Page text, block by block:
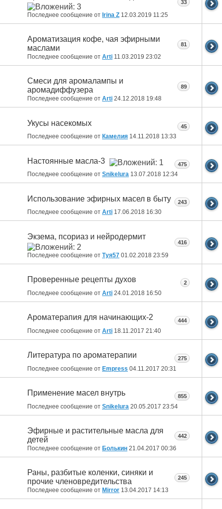
Последнее сообщение от Irina Z 12.03.2019 11:25
33
Ароматизация кофе, чая эфирными
маслами
Последнее сообщение от Arti 11.03.2019 23:02
81
Смеси для аромалампы и
аромадиффузера
Последнее сообщение от Arti 24.12.2018 19:48
89
Укусы насекомых
Последнее сообщение от Камелия 14.11.2018 13:33
45
Настоянные масла-3
Последнее сообщение от Snikelura 13.07.2018 12:34
475
Использование эфирных масел в быту
Последнее сообщение от Arti 17.06.2018 16:30
243
Экзема, псориаз и нейродермит
Последнее сообщение от Туя57 01.02.2018 23:59
416
Проверенные рецепты духов
Последнее сообщение от Arti 24.01.2018 16:50
2
Ароматерапия для начинающих-2
Последнее сообщение от Arti 18.11.2017 21:40
444
Литература по ароматерапии
Последнее сообщение от Empress 04.11.2017 20:31
275
Применение масел внутрь
Последнее сообщение от Snikelura 20.05.2017 23:54
855
Эфирные и растительные масла для
детей
Последнее сообщение от Болькин 21.04.2017 00:36
442
Раны, разбитые коленки, синяки и
прочие членовредительства
Последнее сообщение от Mirror 13.04.2017 14:13
245